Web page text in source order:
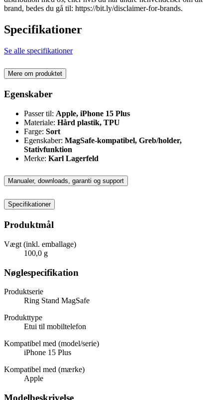
brand, bedes du gå til: https://bit.ly/disclaimer-for-brands.
Specifikationer
Se alle specifikationer
Mere om produktet
Egenskaber
Passer til: Apple, iPhone 15 Plus
Materiale: Hård plastik, TPU
Farge: Sort
Egenskaber: MagSafe-kompatibel, Greb/holder,
Stativfunktion
Merke: Karl Lagerfeld
Manualer, downloads, garanti og support
Specifikationer
Produktmål
Vægt (inkl. emballage)
100,0 g
Nøglespecifikation
Produktserie
Ring Stand MagSafe
Produkttype
Etui til mobiltelefon
Kompatibel med (model/serie)
iPhone 15 Plus
Kompatibel med (mærke)
Apple
Modelbeskrivelse